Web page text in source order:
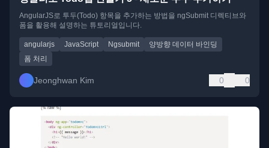
AngularJS로 투두(Todo) 항목을 추가하는 방법을 ngSubmit 디렉티브와
폼을 활용해 설명하는 튜토리얼입니다.
angularjs JavaScript Ngsubmit
양방향 데이터 바인딩
폼 처리
Jeonghwan Kim 0 0